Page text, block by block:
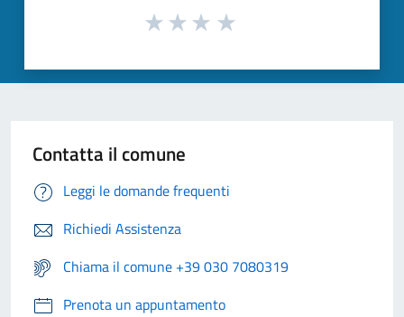
Contatta il comune
Leggi le domande frequenti
Richiedi Assistenza
Chiama il comune +39 030 7080319
Prenota un appuntamento